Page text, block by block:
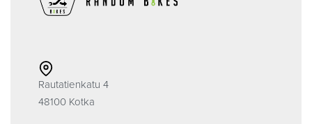
Rautatienkatu 4
48100 Kotka